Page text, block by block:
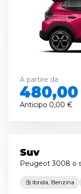
A partire da
480,00
Anticipo 0,00 €
Suv
Peugeot 3008 o
Ibrida, Benzina